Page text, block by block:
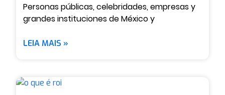
Personas públicas, celebridades, empresas y
grandes instituciones de México y
LEIA MAIS »